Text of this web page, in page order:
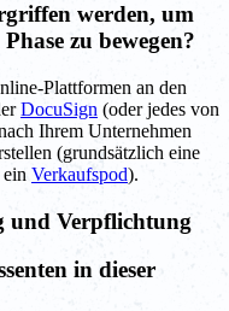
werden, um
zu bewegen?
Plattformen an den
DocuSign (oder jedes von
Ihrem Unternehmen
(grundsätzlich eine
Verkaufspod).
und Verpflichtung
in dieser